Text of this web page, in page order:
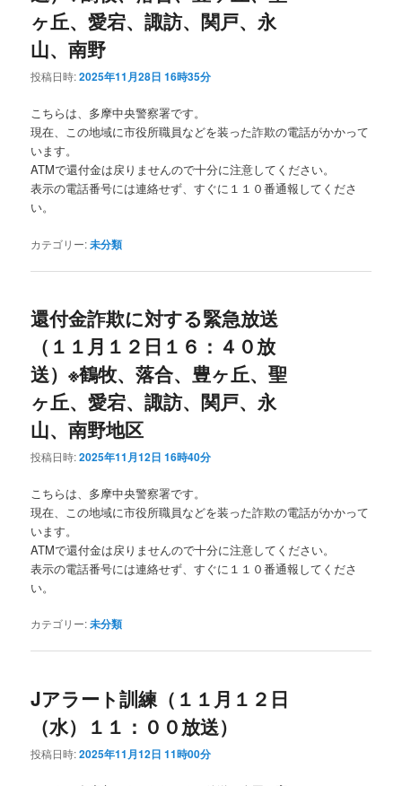
ヶ丘、愛宕、諏訪、関戸、永
山、南野
投稿日時:2025年11月28日 16時35分
こちらは、多摩中央警察署です。
現在、この地域に市役所職員などを装った詐欺の電話がかかって
います。
ATMで還付金は戻りませんので十分に注意してください。
表示の電話番号には連絡せず、すぐに１１０番通報してくださ
い。
カテゴリー:未分類
還付金詐欺に対する緊急放送
（１１月１２日１６：４０放
送）※鶴牧、落合、豊ヶ丘、聖
ヶ丘、愛宕、諏訪、関戸、永
山、南野地区
投稿日時:2025年11月12日 16時40分
こちらは、多摩中央警察署です。
現在、この地域に市役所職員などを装った詐欺の電話がかかって
います。
ATMで還付金は戻りませんので十分に注意してください。
表示の電話番号には連絡せず、すぐに１１０番通報してくださ
い。
カテゴリー:未分類
Jアラート訓練（１１月１２日
（水）１１：００放送）
投稿日時:2025年11月12日 11時00分